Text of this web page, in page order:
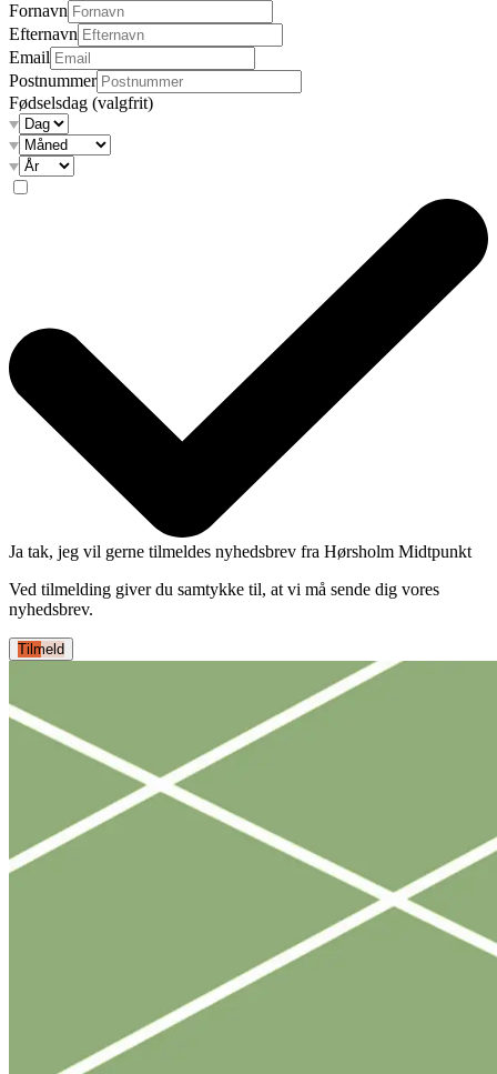
Fornavn
Efternavn
Email
Postnummer
Fødselsdag (valgfrit)
Ja tak, jeg vil gerne tilmeldes nyhedsbrev fra Hørsholm Midtpunkt
Ved tilmelding giver du samtykke til, at vi må sende dig vores
nyhedsbrev.
Tilmeld